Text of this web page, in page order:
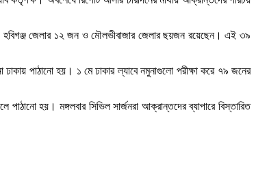
হবিগঞ্জ জেলার ১২ জন ও মৌলভীবাজার জেলার ছয়জন রয়েছেন। এই ৩৯
পাঠানো হয়। ১ মে ঢাকার ল্যাবে নমুনাগুলো পরীক্ষা করে ৭৯ জনের
হয়। মঙ্গলবার সিভিল সার্জনরা আক্রান্তদের ব্যাপারে বিস্তারিত